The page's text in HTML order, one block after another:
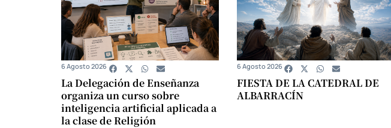
La Delegación de Enseñanza
organiza un curso sobre
inteligencia artificial aplicada a
la clase de Religión
6 Agosto 2026
FIESTA DE LA CATEDRAL DE
ALBARRACÍN
6 Agosto 2026